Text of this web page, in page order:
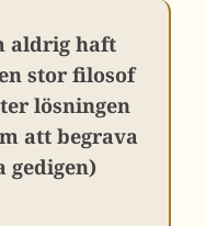
aldrig haft
stor filosof
lösningen
att begrava
gedigen)